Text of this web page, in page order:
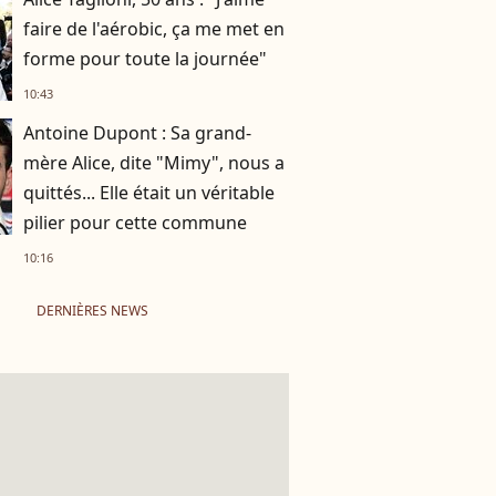
faire de l'aérobic, ça me met en
forme pour toute la journée"
10:43
Antoine Dupont : Sa grand-
mère Alice, dite "Mimy", nous a
quittés... Elle était un véritable
pilier pour cette commune
10:16
DERNIÈRES NEWS